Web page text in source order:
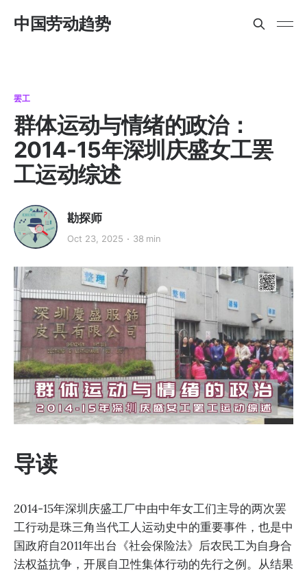
中国劳动趋势
罢工
群体运动与情绪的政治：
2014-15年深圳庆盛女工罢
工运动综述
勘探师
Oct 23, 2025 38 min
导读
2014-15年深圳庆盛工厂中由中年女工们主导的两次罢
工行动是珠三角当代工人运动史中的重要事件，也是中
国政府自2011年出台《社会保险法》后农民工为自身合
法权益抗争，开展自卫性集体行动的先行之例。从结果